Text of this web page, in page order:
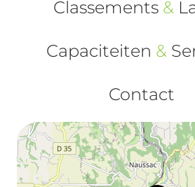
Classements &
Capaciteiten &
Contact